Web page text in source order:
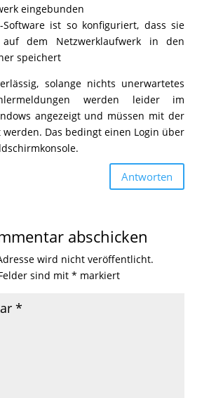
eingebunden
ist so konfiguriert, dass sie
dem Netzwerklaufwerk in den
speichert
solange nichts unerwartetes
werden leider im
angezeigt und müssen mit der
Das bedingt einen Login über
Antworten
abschicken
wird nicht veröffentlicht.
sind mit * markiert